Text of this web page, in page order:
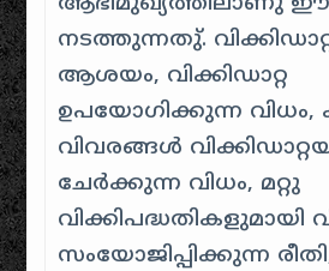
നടത്തുന്നതു്.
ആശയം, വിക്കിഡാറ്റ
ഉപയോഗിക്കുന്ന
വിവരങ്ങൾ
ചേർക്കുന്ന വിധം, മറ്റു
വിക്കിപദ്ധതികളുമായി
സംയോജിപ്പിക്കുന്ന രീതി,